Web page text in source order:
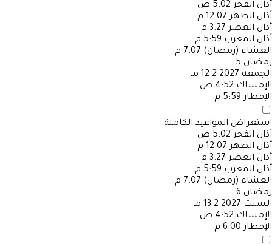
أذان الفجر 5:02 ص
أذان الظهر 12:07 م
أذان العصر 3:27 م
أذان المغرب 5:59 م
العشاء (رمضان) 7:07 م
رمضان 5
الجمعة 2027-2-12 مـ
الإمساك 4:52 ص
الإفطار 5:59 م
استعراض المواعيد الكاملة
أذان الفجر 5:02 ص
أذان الظهر 12:07 م
أذان العصر 3:27 م
أذان المغرب 5:59 م
العشاء (رمضان) 7:07 م
رمضان 6
السبت 2027-2-13 مـ
الإمساك 4:52 ص
الإفطار 6:00 م